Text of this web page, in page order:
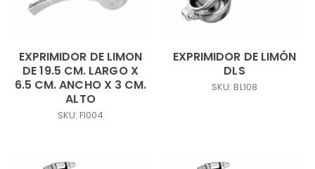
EXPRIMIDOR DE LIMON
DE 19.5 CM. LARGO X
6.5 CM. ANCHO X 3 CM.
ALTO
SKU: FI004
EXPRIMIDOR DE LIMÓN
DLS
SKU: BL108